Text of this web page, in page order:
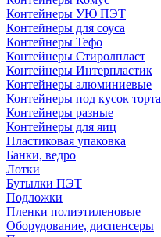
Контейнеры УЮ ПЭТ
Контейнеры для соуса
Контейнеры Тефо
Контейнеры Стиролпласт
Контейнеры Интерпластик
Контейнеры алюминиевые
Контейнеры под кусок торта
Контейнеры разные
Контейнеры для яиц
Пластиковая упаковка
Банки, ведро
Лотки
Бутылки ПЭТ
Подложки
Пленки полиэтиленовые
Оборудование, диспенсеры